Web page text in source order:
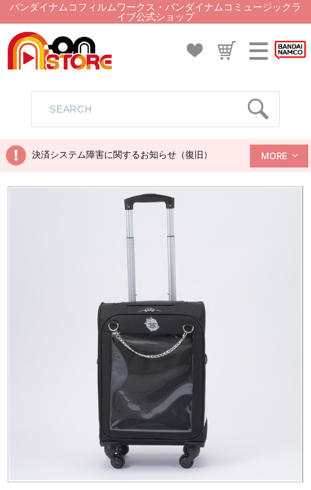
バンダイナムコフィルムワークス・バンダイナムコミュージックラ
イブ公式ショップ
決済システム障害に関するお知らせ（復旧） MORE